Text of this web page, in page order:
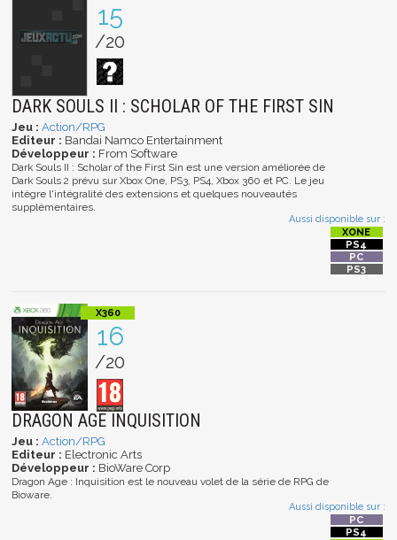
15
/20
DARK SOULS II : SCHOLAR OF THE FIRST SIN
Jeu : Action/RPG
Editeur : Bandai Namco Entertainment
Développeur : From Software
Dark Souls II : Scholar of the First Sin est une version améliorée de
Dark Souls 2 prévu sur Xbox One, PS3, PS4, Xbox 360 et PC. Le jeu
intègre l'intégralité des extensions et quelques nouveautés
supplémentaires.
Aussi disponible sur :
16
/20
DRAGON AGE INQUISITION
Jeu : Action/RPG
Editeur : Electronic Arts
Développeur : BioWare Corp
Dragon Age : Inquisition est le nouveau volet de la série de RPG de
Bioware.
Aussi disponible sur :